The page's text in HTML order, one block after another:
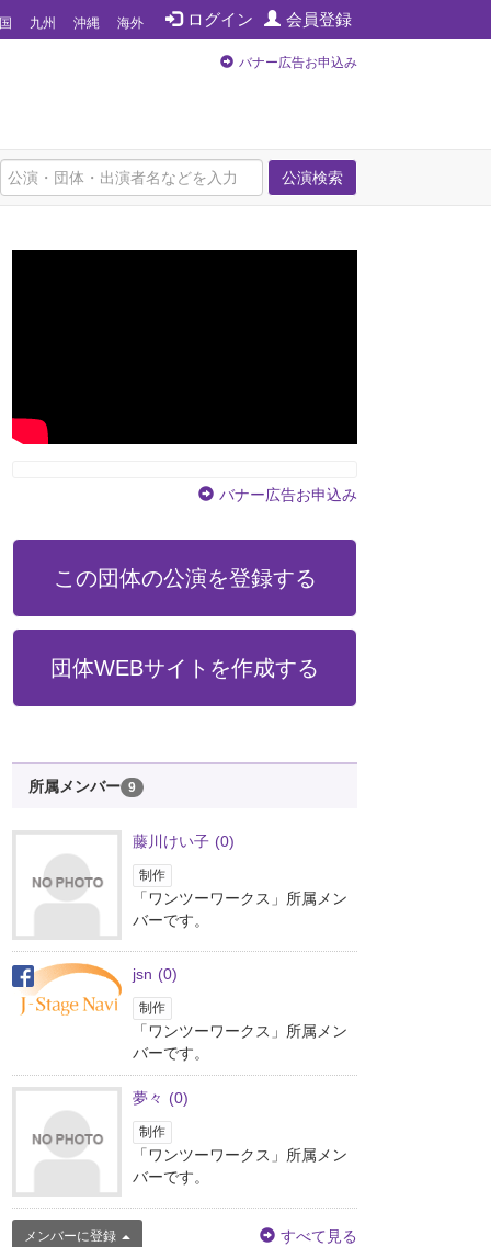
ログイン 会員登録
九州 沖縄 海外
バナー広告お申込み
公演検索
バナー広告お申込み
この団体の公演を登録する
団体WEBサイトを作成する
所属メンバー 9
藤川けい子 (0)
制作
「ワンツーワークス」所属メン
バーです。
jsn (0)
制作
「ワンツーワークス」所属メン
バーです。
夢々 (0)
制作
「ワンツーワークス」所属メン
バーです。
メンバーに登録 すべて見る